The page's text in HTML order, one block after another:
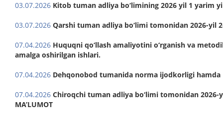
03.07.2026 Kitob tuman adliya bo‘limining 2026 yil 1 yarim
03.07.2026 Qarshi tuman adliya bo‘limi tomonidan 2026-yil
07.04.2026 Huquqni qo‘llash amaliyotini o‘rganish va
amalga oshirilgan ishlari.
07.04.2026 Dehqonobod tumanida norma ijodkorligi hamda
07.04.2026 Chiroqchi tuman adliya bo‘limi tomonidan
MA’LUMOT